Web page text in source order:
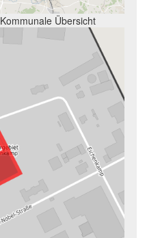
Kommunale Übersicht